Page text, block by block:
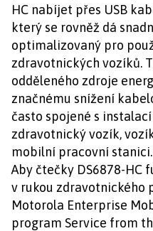
HC nabíjet přes USB
který se rovněž dá
optimalizovaný pro
zdravotnických vozíků.
odděleného zdroje
značnému snížení
často spojené s
zdravotnický vozík,
mobilní pracovní stanici.
Aby čtečky DS6878-HC
v rukou zdravotnického
Motorola Enterprise
program Service from